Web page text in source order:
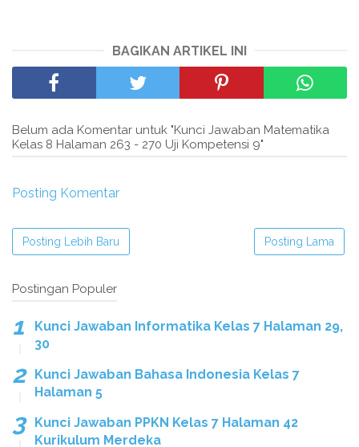
BAGIKAN ARTIKEL INI
Belum ada Komentar untuk "Kunci Jawaban Matematika
Kelas 8 Halaman 263 - 270 Uji Kompetensi 9"
Posting Komentar
Posting Lebih Baru Posting Lama
Postingan Populer
Kunci Jawaban Informatika Kelas 7 Halaman 29,
30
Kunci Jawaban Bahasa Indonesia Kelas 7
Halaman 5
Kunci Jawaban PPKN Kelas 7 Halaman 42
Kurikulum Merdeka